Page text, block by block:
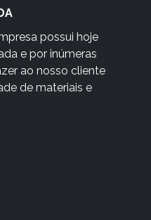
possui hoje
e por inúmeras
ao nosso cliente
de materiais e